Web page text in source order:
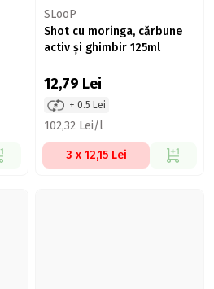
SLooP
Shot cu moringa, cărbune
activ și ghimbir 125ml
12,79 Lei
+ 0.5 Lei
102,32 Lei/l
3 x 12,15 Lei